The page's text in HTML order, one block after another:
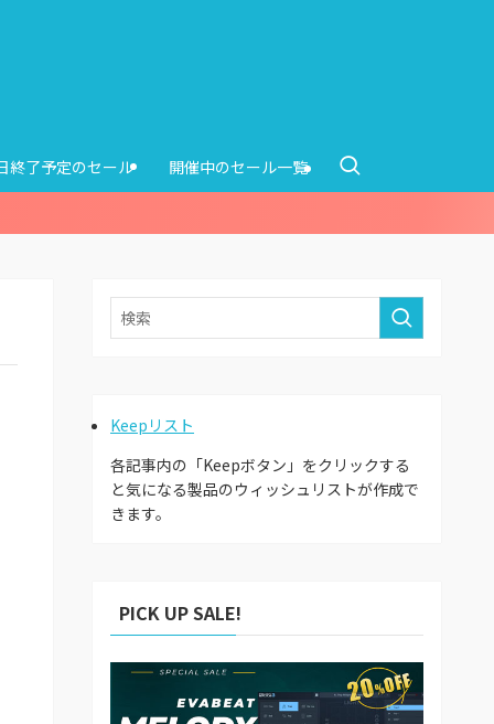
了予定のセール 開催中のセール一覧
Keepリスト
各記事内の「Keepボタン」をクリックする
と気になる製品のウィッシュリストが作成で
きます。
PICK UP SALE!